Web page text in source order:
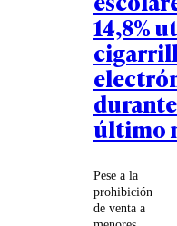
14,8%
último
Pese a la
prohibición
de venta a